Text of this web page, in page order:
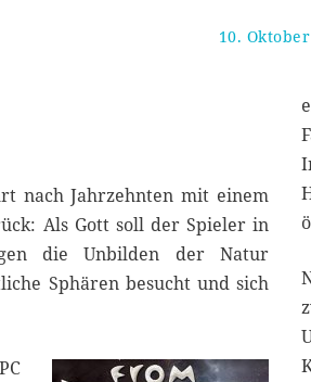
10.
nach Jahrzehnten mit einem
Als Gott soll der Spieler in
die Unbilden der Natur
Sphären besucht und sich